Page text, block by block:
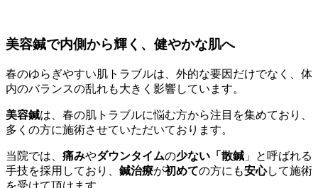
美容鍼で内側から輝く、健やかな肌へ
春のゆらぎやすい肌トラブルは、外的な要因だけでなく、体
内のバランスの乱れも大きく影響しています。
美容鍼は、春の肌トラブルに悩む方から注目を集めており、
多くの方に施術させていただいております。
当院では、 痛みやダウンタイムの少ない「散鍼 」と呼ばれる
手技を採用しており、 鍼治療が初めての方にも安心して施術
を受けて頂けます。